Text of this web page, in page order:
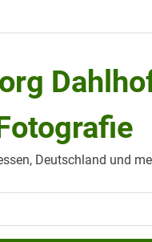
Deutschland und